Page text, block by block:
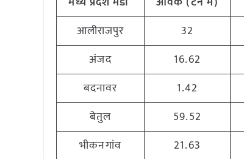
आलीराजपुर
32
अंजद
16.62
बदनावर
1.42
बेतुल
59.52
भीकनगांव
21.63